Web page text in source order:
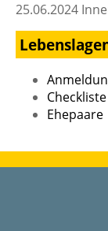
25.06.2024
Ehepaare